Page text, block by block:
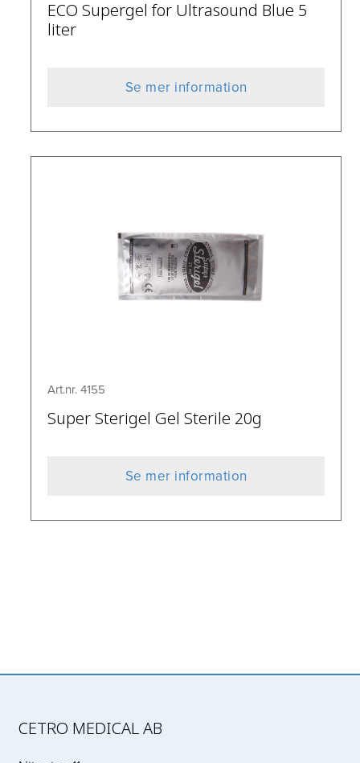
ECO Supergel for Ultrasound Blue 5
liter
Se mer information
Art.nr. 4155
Super Sterigel Gel Sterile 20g
Se mer information
CETRO MEDICAL AB